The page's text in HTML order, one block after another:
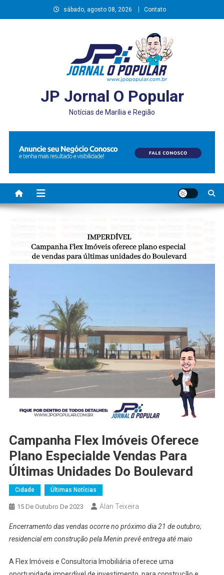
to
sábado, agosto 08, 2026 Contato
JP Jornal O Popular
Notícias de Marília e Região
Campanha Flex Imóveis Oferece
Plano Especialde Vendas Para
Últimas Unidades Do Boulevard
Cidade Últimas Notícias
15 De Outubro De 2023 Alan Teixeira
Encerramento das vendas ocorre no próximo dia 21 de outubro;
residencial em construção pela Menin prevê entrega até maio
A Flex Imóveis e Consultoria Imobiliária oferece uma